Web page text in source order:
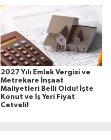
2027 Yılı Emlak Vergisi ve
Metrekare İnşaat
Maliyetleri Belli Oldu! İşte
Konut ve İş Yeri Fiyat
Cetveli!